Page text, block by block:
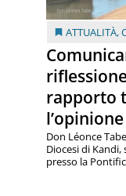
ATTUALITÀ,
rapporto
Don Léonce
Diocesi di
presso la